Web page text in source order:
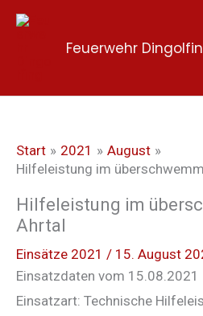
Zum
Feuerwehr
Start 2021
August
Hilfeleistung im
Hilfeleistung im
Ahrtal
Einsätze 2021 / 15. August
Einsatzdaten vom 15.08.2021
Einsatzart: Technische